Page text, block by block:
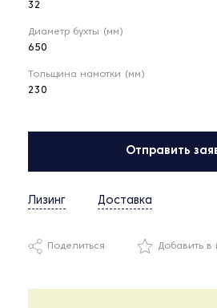
32
Диаметр бухты (мм)
650
Тольщина намотки (мм)
230
Отправить
Лизинг Доставка
Поделиться Добавить в